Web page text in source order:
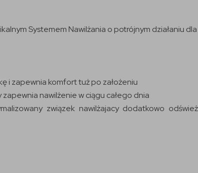
Systemem Nawilżania o potrójnym działaniu
i zapewnia komfort tuż po założeniu
nawilżenie w ciągu całego dnia
związek nawilżajacy dodatkowo